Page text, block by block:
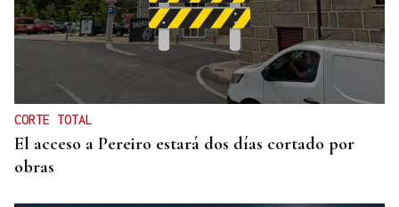
INCUMPLIMIENTO LEGAL
Turismo veta la “Ruta del Narcotráfico” de
Laureano Oubiña por no cumplir con la Ley de
Turismo de Galicia
CORTE TOTAL
El acceso a Pereiro estará dos días cortado por
obras